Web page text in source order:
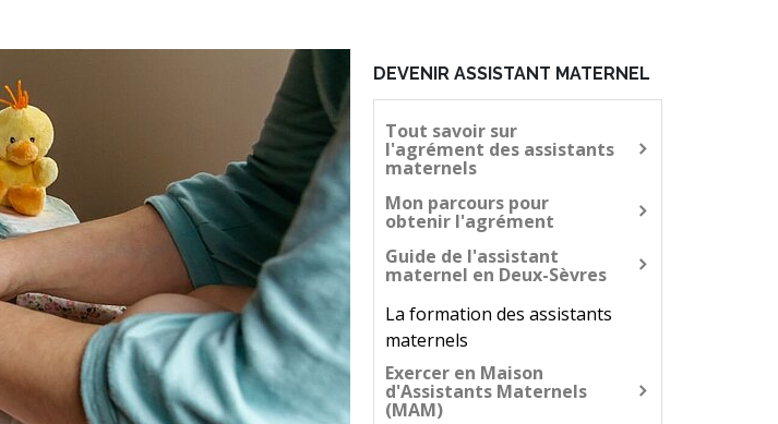
DEVENIR ASSISTANT MATERNEL
Tout savoir sur
l'agrément des assistants
maternels
Mon parcours pour
obtenir l'agrément
Guide de l'assistant
maternel en Deux-Sèvres
La formation des assistants
maternels
Exercer en Maison
d'Assistants Maternels
(MAM)